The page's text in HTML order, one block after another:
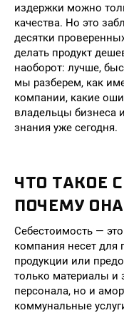
издержки можно
качества. Но это
десятки
делать продукт
наоборот: лучше,
мы разберем, как
компании, какие
владельцы бизнеса
знания уже сегодня.
ЧТО ТАКОЕ
ПОЧЕМУ
Себестоимость —
компания несет для
продукции или
только материалы и
персонала, но и
коммунальные